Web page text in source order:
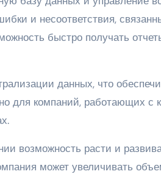
и несоответствия,
быстро получать
данных, что
для компаний, работающих с
возможность расти и
может увеличивать